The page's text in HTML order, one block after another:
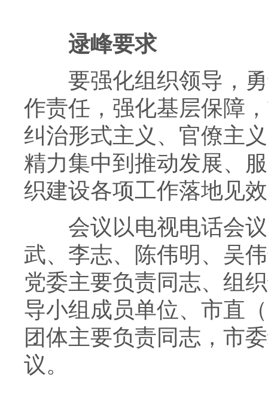
逯峰要求
要强化组织领导，勇
作责任，强化基层保障
纠治形式主义、官僚主
精力集中到推动发展、
织建设各项工作落地见
会议以电视电话会议
武、李志、陈伟明、吴
党委主要负责同志、组
导小组成员单位、市直
团体主要负责同志，市
议。